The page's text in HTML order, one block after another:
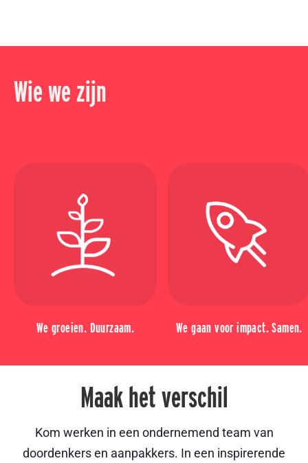
Wie we zijn
We groeien. Duurzaam. We gaan voor impact. Samen.
Maak het verschil
Kom werken in een ondernemend team van
doordenkers en aanpakkers. In een inspirerende